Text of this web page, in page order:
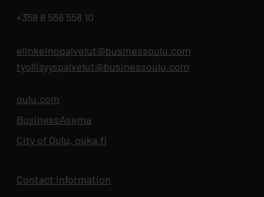
+358 8 558 558 10
elinkeinopalvelut@businessoulu.com
tyollisyyspalvelut@businessoulu.com
oulu.com
BusinessAsema
City of Oulu, ouka.fi
Contact information